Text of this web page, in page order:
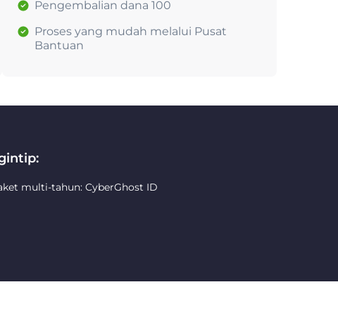
Pengembalian dana 100
Proses yang mudah melalui Pusat
Bantuan
multi-tahun: CyberGhost ID